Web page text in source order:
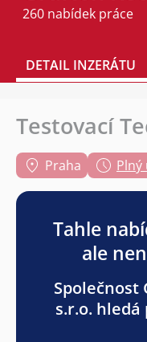
260 nabídek práce
DETAIL INZERÁTU
Testovací
Praha Plný
Tahle
ale
s.r.o.